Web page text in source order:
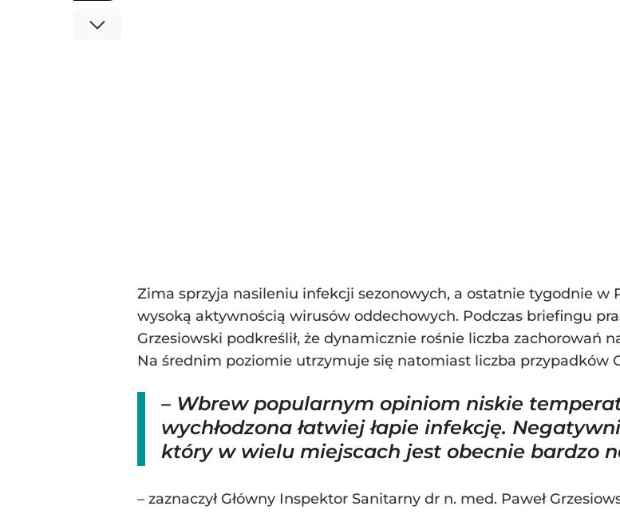
Zima sprzyja nasileniu infekcji sezonowych, a ostatnie tygodnie w
wysoką aktywnością wirusów oddechowych. Podczas briefingu
Grzesiowski podkreślił, że dynamicznie rośnie liczba zachorowań
Na średnim poziomie utrzymuje się natomiast liczba przypadków
– Wbrew popularnym opiniom niskie
wychłodzona łatwiej łapie infekcję.
który w wielu miejscach jest obecnie bardzo
– zaznaczył Główny Inspektor Sanitarny dr n. med. Paweł